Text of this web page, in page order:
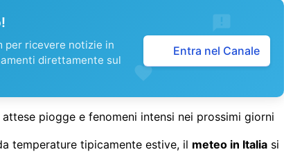
per ricevere notizie in
direttamente sul
Entra nel Canale
piogge e fenomeni intensi nei prossimi giorni
temperature tipicamente estive, il meteo in Italia si